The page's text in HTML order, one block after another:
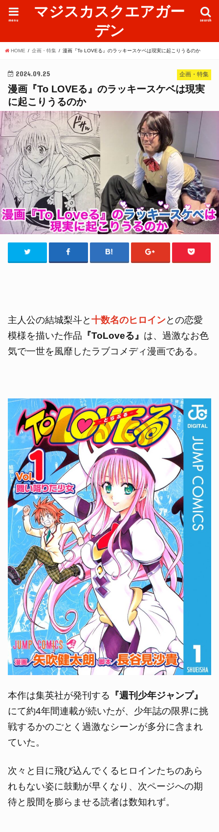
マジスカスクエアガー
デン
search
menu
HOME 企画・特集 漫画『To LOVEる』のラッキースケベは現実に起こりうるのか
企画・特集
2024.09.25
漫画『To LOVEる』のラッキースケベは現実
に起こりうるのか
主人公の結城梨斗と十数名のヒロインとの恋愛
模様を描いた作品 『ToLoveる』 は、過激なお色
気で一世を風靡したラブコメディ漫画である。
本作は集英社が発刊する
『週刊少年ジャンプ』
にて約4年間連載が続いたが、少年誌の限界に挑
戦するかのごとく過激なシーンが多分に含まれ
ていた。
次々と目に飛び込んでくるヒロインたちのあら
れもない姿に鼓動が早くなり、次ページへの期
待と股間を膨らませる読者は数知れず。